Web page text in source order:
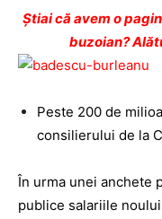
Ştiai că avem o
buzoian?
Peste 200 de
consilierului de la
În urma unei anchete
publice salariile